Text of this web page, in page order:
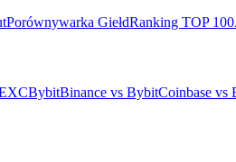
Porównywarka GiełdRanking TOP 100
BybitBinance vs BybitCoinbase vs